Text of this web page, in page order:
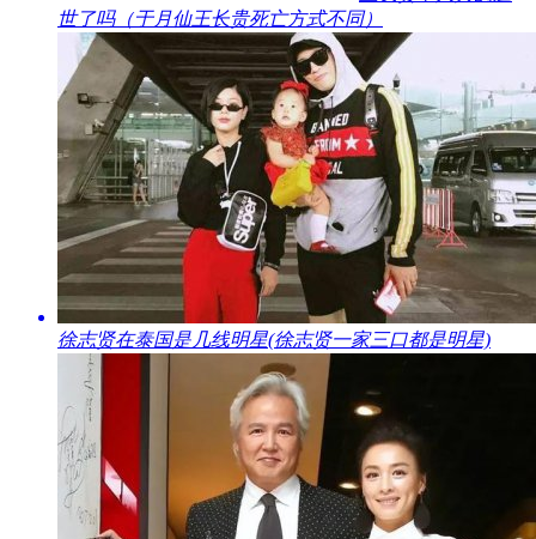
世了吗（于月仙王长贵死亡方式不同）
​徐志贤在泰国是几线明星(徐志贤一家三口都是明星)